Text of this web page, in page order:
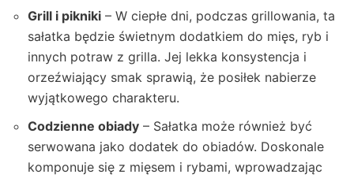
Grill i pikniki – W ciepłe dni, podczas grillowania, ta
sałatka będzie świetnym dodatkiem do mięs, ryb i
innych potraw z grilla. Jej lekka konsystencja i
orzeźwiający smak sprawią, że posiłek nabierze
wyjątkowego charakteru.
Codzienne obiady – Sałatka może również być
serwowana jako dodatek do obiadów. Doskonale
komponuje się z mięsem i rybami, wprowadzając